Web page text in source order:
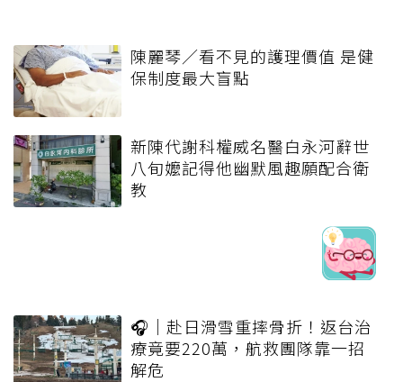
陳麗琴／看不見的護理價值 是健
保制度最大盲點
新陳代謝科權威名醫白永河辭世
八旬嬤記得他幽默風趣願配合衛
教
🎧｜赴日滑雪重摔骨折！返台治
療竟要220萬，航救團隊靠一招
解危